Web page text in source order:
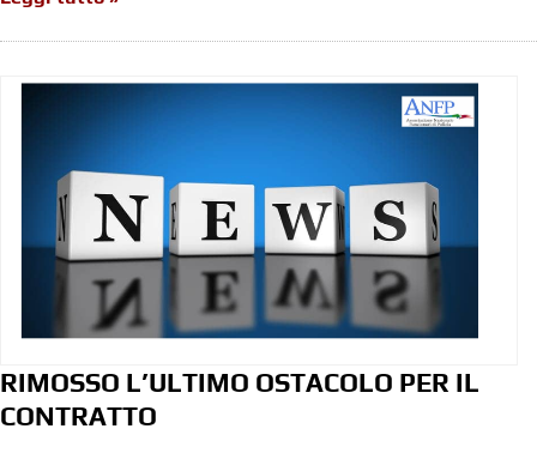
RIMOSSO L’ULTIMO OSTACOLO PER IL
CONTRATTO